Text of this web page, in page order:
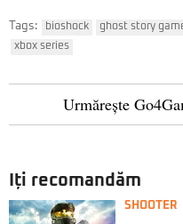
Tags: bioshock ghost story
xbox series
Urmărește
Iți recomandăm
SHOOTER